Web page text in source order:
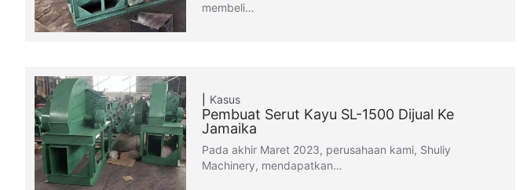
membeli…
Kasus
Pembuat Serut Kayu SL-1500 Dijual Ke
Jamaika
Pada akhir Maret 2023, perusahaan kami, Shuliy
Machinery, mendapatkan…